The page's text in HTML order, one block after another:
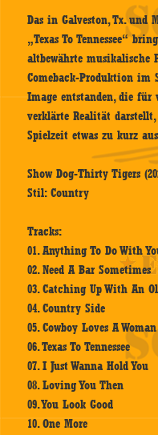
Das in Galveston, Tx. und
„Texas To Tennessee“
altbewährte musikalische
Comeback-Produktion im
Image entstanden, die für
verklärte Realität
Spielzeit etwas zu kurz
Show Dog-Thirty Tigers
Stil: Country
Tracks:
01. Anything To Do With
02. Need A Bar Sometimes
03. Catching Up With An
04. Country Side
05. Cowboy Loves A Woman
06. Texas To Tennessee
07. I Just Wanna Hold You
08. Loving You Then
09. You Look Good
10. One More